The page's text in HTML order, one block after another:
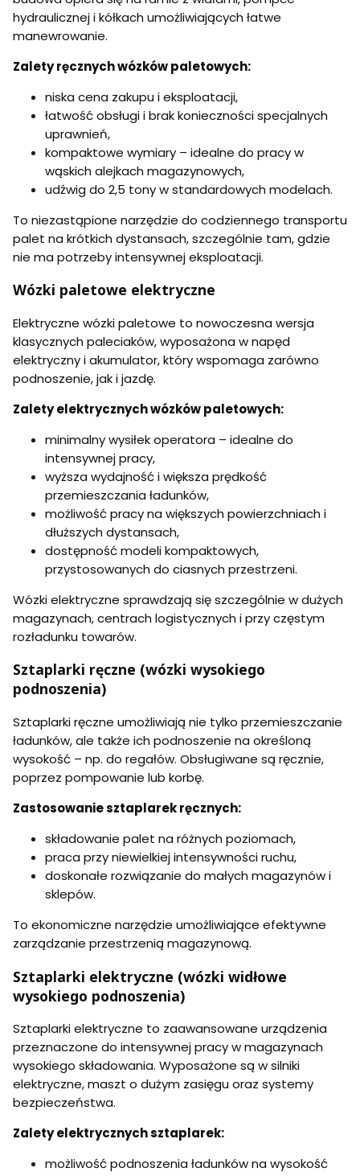
ź
w
5
0
-
2
0
0
k
g
d
l
i
p
o
w
ó
j
n
W
R
U
4
1
N
N
M
a
gl
W
P
R
5
х
5
8
,
u
d
ź
i
g
5
0
0
0
g
hydraulicznej i kółkach umożliwiających łatwe
manewrowanie.
Zalety ręcznych wózków paletowych:
niska cena zakupu i eksploatacji,
łatwość obsługi i brak konieczności specjalnych
uprawnień,
kompaktowe wymiary – idealne do pracy w
wąskich alejkach magazynowych,
udźwig do 2,5 tony w standardowych modelach.
To niezastąpione narzędzie do codziennego transportu
palet na krótkich dystansach, szczególnie tam, gdzie
nie ma potrzeby intensywnej eksploatacji.
Wózki paletowe elektryczne
Elektryczne wózki paletowe to nowoczesna wersja
klasycznych paleciaków, wyposażona w napęd
elektryczny i akumulator, który wspomaga zarówno
podnoszenie, jak i jazdę.
Zalety elektrycznych wózków paletowych:
minimalny wysiłek operatora – idealne do
intensywnej pracy,
wyższa wydajność i większa prędkość
przemieszczania ładunków,
możliwość pracy na większych powierzchniach i
dłuższych dystansach,
dostępność modeli kompaktowych,
przystosowanych do ciasnych przestrzeni.
Wózki elektryczne sprawdzają się szczególnie w dużych
magazynach, centrach logistycznych i przy częstym
rozładunku towarów.
Sztaplarki ręczne (wózki wysokiego
podnoszenia)
Sztaplarki ręczne umożliwiają nie tylko przemieszczanie
ładunków, ale także ich podnoszenie na określoną
wysokość – np. do regałów. Obsługiwane są ręcznie,
poprzez pompowanie lub korbę.
Zastosowanie sztaplarek ręcznych:
składowanie palet na różnych poziomach,
praca przy niewielkiej intensywności ruchu,
doskonałe rozwiązanie do małych magazynów i
sklepów.
To ekonomiczne narzędzie umożliwiające efektywne
zarządzanie przestrzenią magazynową.
Sztaplarki elektryczne (wózki widłowe
wysokiego podnoszenia)
Sztaplarki elektryczne to zaawansowane urządzenia
przeznaczone do intensywnej pracy w magazynach
wysokiego składowania. Wyposażone są w silniki
elektryczne, maszt o dużym zasięgu oraz systemy
bezpieczeństwa.
Zalety elektrycznych sztaplarek:
możliwość podnoszenia ładunków na wysokość